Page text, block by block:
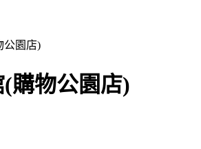
公園店)
購物公園店)